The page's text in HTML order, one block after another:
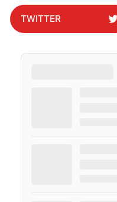
TWITTER